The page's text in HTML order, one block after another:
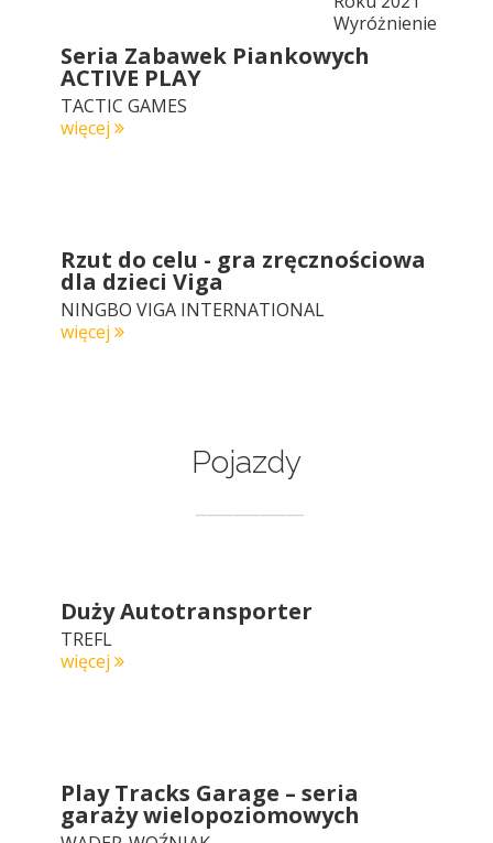
Seria Zabawek Piankowych
ACTIVE PLAY
TACTIC GAMES
więcej
Rzut do celu - gra zręcznościowa
dla dzieci Viga
NINGBO VIGA INTERNATIONAL
więcej
Pojazdy
Duży Autotransporter
TREFL
więcej
Play Tracks Garage – seria
garaży wielopoziomowych